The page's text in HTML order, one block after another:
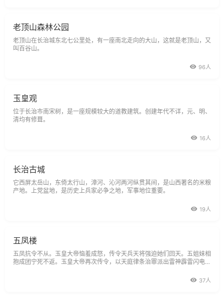
老顶山森林公园
老顶山在长治城东北七公里处，有一座南北走向的大山，这就是老顶山，又
叫百谷山。
96人
玉皇观
位于长治市南宋树，是一座规模较大的道教建筑。创建年代不详，元、明、
清均有修葺。
16人
长治古城
它西屏太岳山，东倚太行山，漳河、沁河两河纵贯其间，是山西著名的米粮
产地。上党盆地，是历史上兵家必争之地，军事地位重要。
19人
五凤楼
五凤抗令不从。玉皇大帝恼羞成怒，传令天兵天将强迫她们回天。五姐妹相
抱成团宁死不返。玉皇大帝再次传令，以天庭律条治罪派出雷神霹雷闪电将
37人